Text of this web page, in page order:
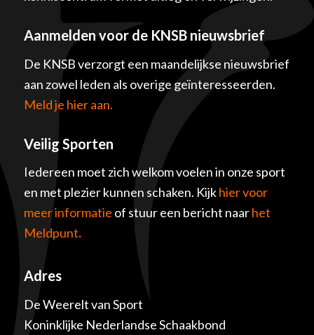
Aanmelden voor de KNSB nieuwsbrief
De KNSB verzorgt een maandelijkse nieuwsbrief
aan zowel leden als overige geïnteresseerden.
Meld je hier aan.
Veilig Sporten
Iedereen moet zich welkom voelen in onze sport
en met plezier kunnen schaken. Kijkhier voor
meer informatie of stuur een bericht naarhet
Meldpunt.
Adres
De Weerelt van Sport
Koninklijke Nederlandse Schaakbond